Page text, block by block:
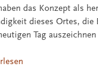
das Konzept als
dieses Ortes,
Tag